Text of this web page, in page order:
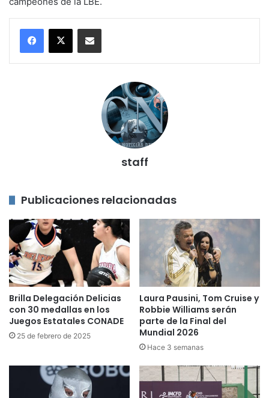
Compartir por correo electrónico
staff
Publicaciones relacionadas
Brilla Delegación Delicias
con 30 medallas en los
Juegos Estatales CONADE
25 de febrero de 2025
Laura Pausini, Tom Cruise y
Robbie Williams serán
parte de la Final del
Mundial 2026
Hace 3 semanas